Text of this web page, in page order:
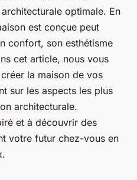
optimale. En
est conçue peut
confort, son esthétisme
cet article, nous vous
la maison de vos
sur les aspects les plus
architecturale.
et à découvrir des
votre futur chez-vous en